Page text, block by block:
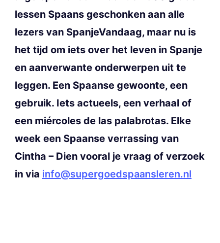
lessen Spaans geschonken aan alle
lezers van SpanjeVandaag, maar nu is
het tijd om iets over het leven in Spanje
en aanverwante onderwerpen uit te
leggen. Een Spaanse gewoonte, een
gebruik. Iets actueels, een verhaal of
een miércoles de las palabrotas. Elke
week een Spaanse verrassing van
Cintha – Dien vooral je vraag of verzoek
in via info@supergoedspaansleren.nl